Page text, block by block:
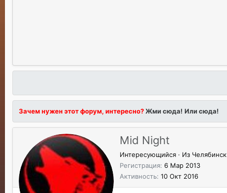
Зачем нужен этот форум, интересно?Жми сюда! Или сюда!
Mid Night
Интересующийся · Из Челябинск
Регистрация 6 Мар 2013
Активность 10 Окт 2016